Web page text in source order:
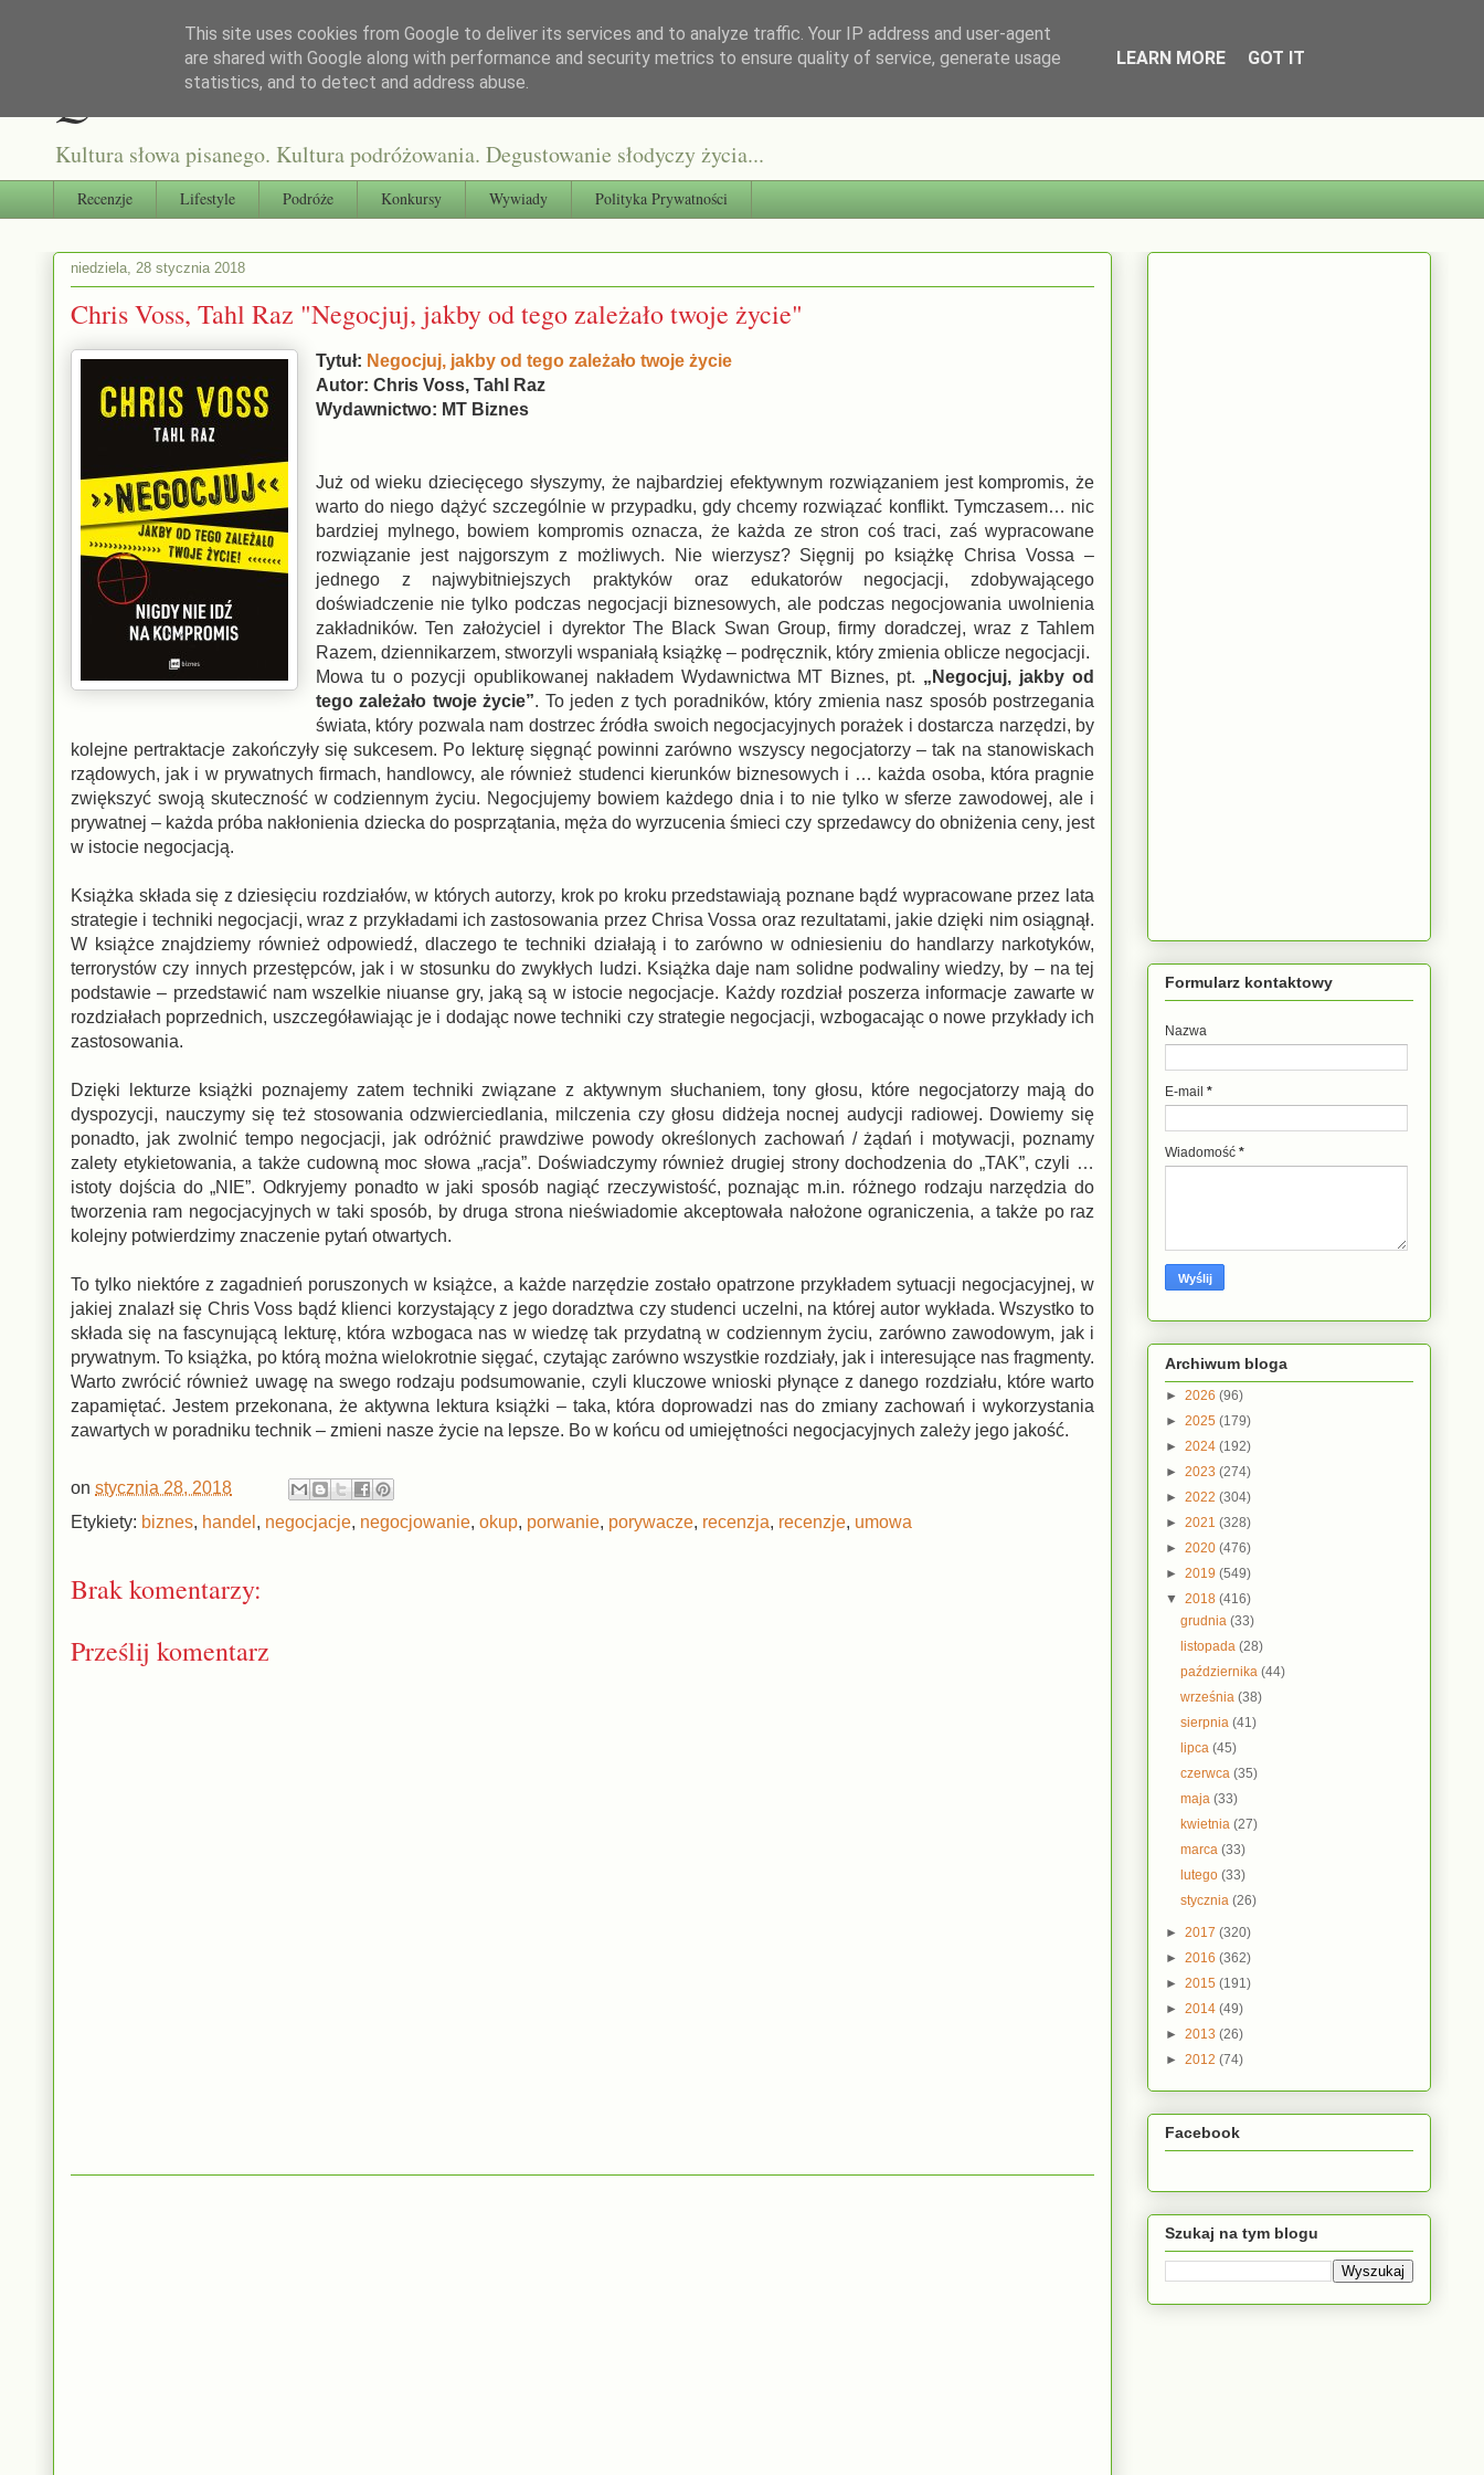
Qultura słowa
Kultura słowa pisanego. Kultura podróżowania. Degustowanie słodyczy życia...
Recenzje Lifestyle Podróże Konkursy Wywiady Polityka Prywatności
niedziela, 28 stycznia 2018
Chris Voss, Tahl Raz "Negocjuj, jakby od tego zależało twoje życie"
Tytuł: Negocjuj, jakby od tego zależało twoje życie
Autor: Chris Voss, Tahl Raz
Wydawnictwo: MT Biznes
Już od wieku dziecięcego słyszymy, że najbardziej efektywnym rozwiązaniem jest kompromis, że
warto do niego dążyć szczególnie w przypadku, gdy chcemy rozwiązać konflikt. Tymczasem… nic
bardziej mylnego, bowiem kompromis oznacza, że każda ze stron coś traci, zaś wypracowane
rozwiązanie jest najgorszym z możliwych. Nie wierzysz? Sięgnij po książkę Chrisa Vossa –
jednego z najwybitniejszych praktyków oraz edukatorów negocjacji, zdobywającego
doświadczenie nie tylko podczas negocjacji biznesowych, ale podczas negocjowania uwolnienia
zakładników. Ten założyciel i dyrektor The Black Swan Group, firmy doradczej, wraz z Tahlem
Razem, dziennikarzem, stworzyli wspaniałą książkę – podręcznik, który zmienia oblicze negocjacji.
Mowa tu o pozycji opublikowanej nakładem Wydawnictwa MT Biznes, pt. „Negocjuj, jakby od
tego zależało twoje życie”. To jeden z tych poradników, który zmienia nasz sposób postrzegania
świata, który pozwala nam dostrzec źródła swoich negocjacyjnych porażek i dostarcza narzędzi, by
kolejne pertraktacje zakończyły się sukcesem. Po lekturę sięgnąć powinni zarówno wszyscy negocjatorzy – tak na stanowiskach
rządowych, jak i w prywatnych firmach, handlowcy, ale również studenci kierunków biznesowych i … każda osoba, która pragnie
zwiększyć swoją skuteczność w codziennym życiu. Negocjujemy bowiem każdego dnia i to nie tylko w sferze zawodowej, ale i
prywatnej – każda próba nakłonienia dziecka do posprzątania, męża do wyrzucenia śmieci czy sprzedawcy do obniżenia ceny, jest
w istocie negocjacją.
Książka składa się z dziesięciu rozdziałów, w których autorzy, krok po kroku przedstawiają poznane bądź wypracowane przez lata
strategie i techniki negocjacji, wraz z przykładami ich zastosowania przez Chrisa Vossa oraz rezultatami, jakie dzięki nim osiągnął.
W książce znajdziemy również odpowiedź, dlaczego te techniki działają i to zarówno w odniesieniu do handlarzy narkotyków,
terrorystów czy innych przestępców, jak i w stosunku do zwykłych ludzi. Książka daje nam solidne podwaliny wiedzy, by – na tej
podstawie – przedstawić nam wszelkie niuanse gry, jaką są w istocie negocjacje. Każdy rozdział poszerza informacje zawarte w
rozdziałach poprzednich, uszczegóławiając je i dodając nowe techniki czy strategie negocjacji, wzbogacając o nowe przykłady ich
zastosowania.
Dzięki lekturze książki poznajemy zatem techniki związane z aktywnym słuchaniem, tony głosu, które negocjatorzy mają do
dyspozycji, nauczymy się też stosowania odzwierciedlania, milczenia czy głosu didżeja nocnej audycji radiowej. Dowiemy się
ponadto, jak zwolnić tempo negocjacji, jak odróżnić prawdziwe powody określonych zachowań / żądań i motywacji, poznamy
zalety etykietowania, a także cudowną moc słowa „racja”. Doświadczymy również drugiej strony dochodzenia do „TAK”, czyli …
istoty dojścia do „NIE”. Odkryjemy ponadto w jaki sposób nagiąć rzeczywistość, poznając m.in. różnego rodzaju narzędzia do
tworzenia ram negocjacyjnych w taki sposób, by druga strona nieświadomie akceptowała nałożone ograniczenia, a także po raz
kolejny potwierdzimy znaczenie pytań otwartych.
To tylko niektóre z zagadnień poruszonych w książce, a każde narzędzie zostało opatrzone przykładem sytuacji negocjacyjnej, w
jakiej znalazł się Chris Voss bądź klienci korzystający z jego doradztwa czy studenci uczelni, na której autor wykłada. Wszystko to
składa się na fascynującą lekturę, która wzbogaca nas w wiedzę tak przydatną w codziennym życiu, zarówno zawodowym, jak i
prywatnym. To książka, po którą można wielokrotnie sięgać, czytając zarówno wszystkie rozdziały, jak i interesujące nas fragmenty.
Warto zwrócić również uwagę na swego rodzaju podsumowanie, czyli kluczowe wnioski płynące z danego rozdziału, które warto
zapamiętać. Jestem przekonana, że aktywna lektura książki – taka, która doprowadzi nas do zmiany zachowań i wykorzystania
zawartych w poradniku technik – zmieni nasze życie na lepsze. Bo w końcu od umiejętności negocjacyjnych zależy jego jakość.
on stycznia 28, 2018
Etykiety: biznes, handel , negocjacje, negocjowanie, okup, porwanie, porywacze, recenzja, recenzje, umowa
Brak komentarzy:
Prześlij komentarz
Formularz kontaktowy
Nazwa
E-mail *
Wiadomość *
Archiwum bloga
► 2026 (96)
► 2025 (179)
► 2024 (192)
► 2023 (274)
► 2022 (304)
► 2021 (328)
► 2020 (476)
► 2019 (549)
▼ 2018 (416)
grudnia(33)
listopada(28)
października(44)
września(38)
sierpnia(41)
lipca(45)
czerwca(35)
maja(33)
kwietnia(27)
marca(33)
lutego(33)
stycznia(26)
► 2017 (320)
► 2016 (362)
► 2015 (191)
► 2014 (49)
► 2013 (26)
► 2012 (74)
Facebook
Szukaj na tym blogu
This site uses cookies from Google to deliver its services and to analyze traffic. Your IP address and user-agent
are shared with Google along with performance and security metrics to ensure quality of service, generate usage
statistics, and to detect and address abuse.
LEARN MORE GOT IT